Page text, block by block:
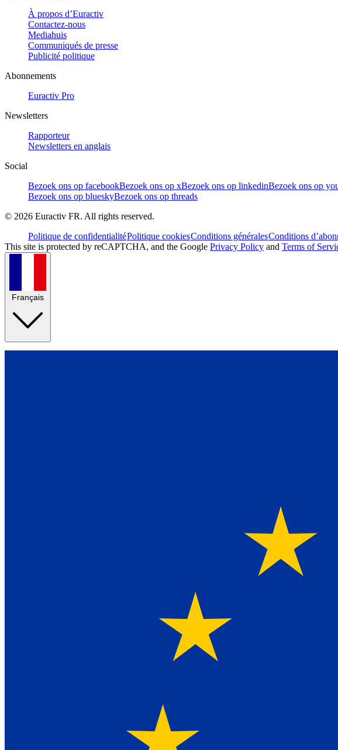
À propos d’Euractiv
Contactez-nous
Mediahuis
Communiqués de presse
Publicité politique
Abonnements
Euractiv Pro
Newsletters
Rapporteur
Newsletters en anglais
Social
Bezoek ons op facebookBezoek ons op xBezoek ons op linkedinBezoek ons op
Bezoek ons op blueskyBezoek ons op threads
© 2026 Euractiv FR. All rights reserved.
Politique de confidentialitéPolitique cookiesConditions généralesConditions
This site is protected by reCAPTCHA, and the Google Privacy Policy and Terms of
Français